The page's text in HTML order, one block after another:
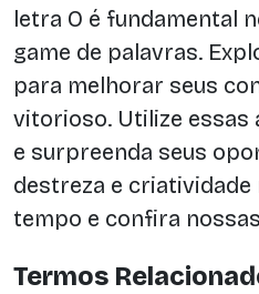
letra O é fundamental
game de palavras.
para melhorar seus
vitorioso. Utilize essas
e surpreenda seus
destreza e criatividade
tempo e confira
Termos